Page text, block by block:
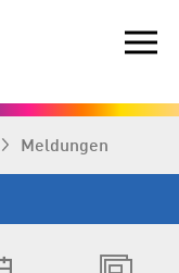
Meldungen